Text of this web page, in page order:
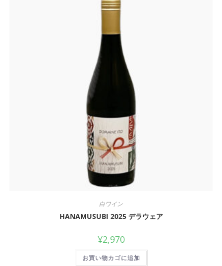
白ワイン
HANAMUSUBI 2025 デラウェア
¥2,970
お買い物カゴに追加